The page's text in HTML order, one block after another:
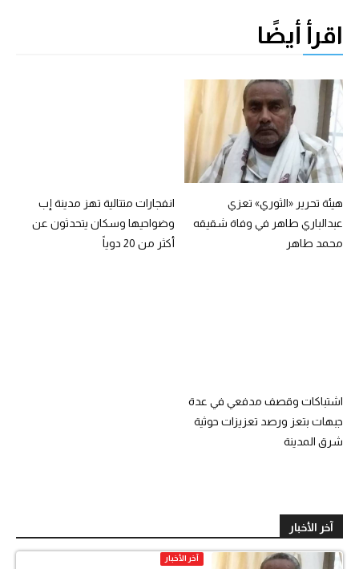
اقرأ أيضًا
هيئة تحرير «الثوري» تعزي
عبدالباري طاهر في وفاة شقيقه
محمد طاهر
انفجارات متتالية تهز مدينة إب
وضواحيها وسكان يتحدثون عن
أكثر من 20 دوياً
اشتباكات وقصف مدفعي في عدة
جبهات بتعز ورصد تعزيزات حوثية
شرق المدينة
آخر الأخبار
آخر الأخبار